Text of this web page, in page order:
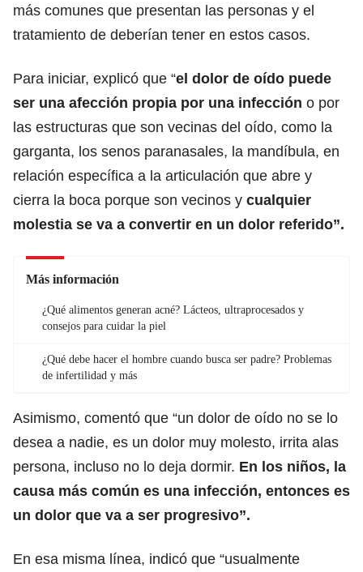
más comunes que presentan las personas y el
tratamiento de deberían tener en estos casos.
Para iniciar, explicó que “el dolor de oído puede
ser una afección propia por una infección o por
las estructuras que son vecinas del oído, como la
garganta, los senos paranasales, la mandíbula, en
relación específica a la articulación que abre y
cierra la boca porque son vecinos y cualquier
molestia se va a convertir en un dolor referido”.
Más información
¿Qué alimentos generan acné? Lácteos, ultraprocesados y
consejos para cuidar la piel
¿Qué debe hacer el hombre cuando busca ser padre? Problemas
de infertilidad y más
Asimismo, comentó que “un dolor de oído no se lo
desea a nadie, es un dolor muy molesto, irrita alas
persona, incluso no lo deja dormir. En los niños, la
causa más común es una infección, entonces es
un dolor que va a ser progresivo”.
En esa misma línea, indicó que “usualmente